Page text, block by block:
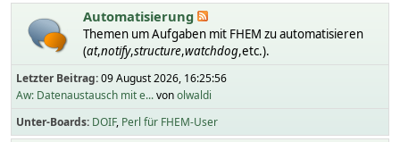
Automatisierung
Themen um Aufgaben mit FHEM zu automatisieren
(at,notify,structure,watchdog,etc.).
Letzter Beitrag:09 August 2026, 16:25:56
Aw: Datenaustausch mit e...vonolwaldi
Unter-Boards DOIF Perl für FHEM-User